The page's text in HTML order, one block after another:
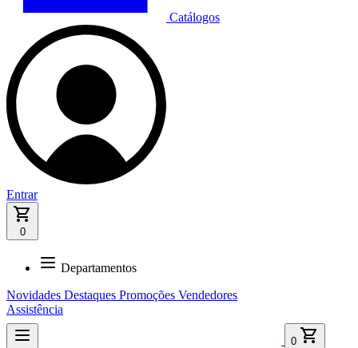
Catálogos
Entrar
0
Departamentos
Novidades Destaques Promoções Vendedores
Assistência
0